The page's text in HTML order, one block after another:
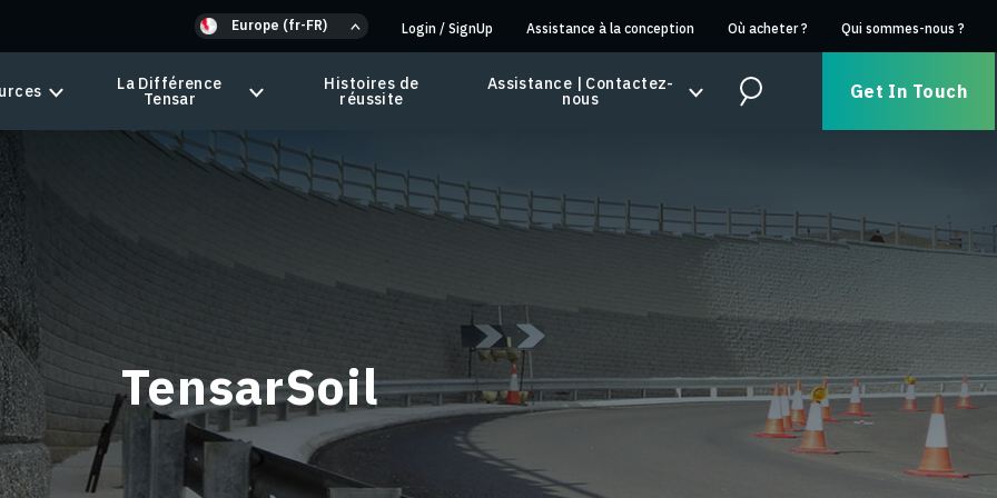
Europe (fr-FR) Login / SignUp Assistance à la conception Où acheter ? Qui sommes-nous ?
La Différence
Tensar
Histoires de
réussite
Assistance | Contactez-
nous Search Get In Touch
TensarSoil